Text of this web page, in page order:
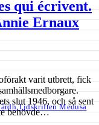
Tidskriften Medusa
qui écrivent.
Ernaux
varit utbrett, fick
slut 1946, och så sent
behövde…